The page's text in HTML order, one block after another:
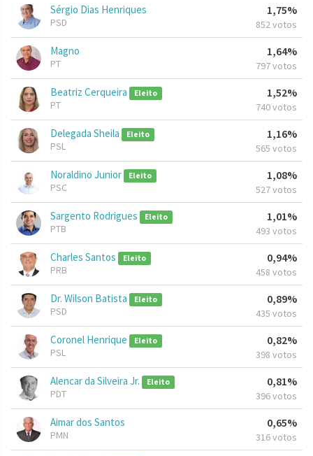
Sérgio Dias Henriques
PSD
1,75%
852 votos
Magno
PT
1,64%
797 votos
Beatriz Cerqueira Eleito
PT
1,52%
740 votos
Delegada Sheila Eleito
PSL
1,16%
565 votos
Noraldino Junior Eleito
PSC
1,08%
527 votos
Sargento Rodrigues Eleito
PTB
1,01%
493 votos
Charles Santos Eleito
PRB
0,94%
458 votos
Dr. Wilson Batista Eleito
PSD
0,89%
435 votos
Coronel Henrique Eleito
PSL
0,82%
398 votos
Alencar da Silveira Jr. Eleito
PDT
0,81%
396 votos
Aimar dos Santos
PMN
0,65%
316 votos